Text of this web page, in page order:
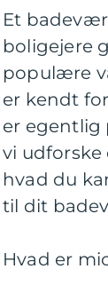
Et
boligejere
populære
er kendt
er egentlig
vi
hvad du
til dit
Hvad er